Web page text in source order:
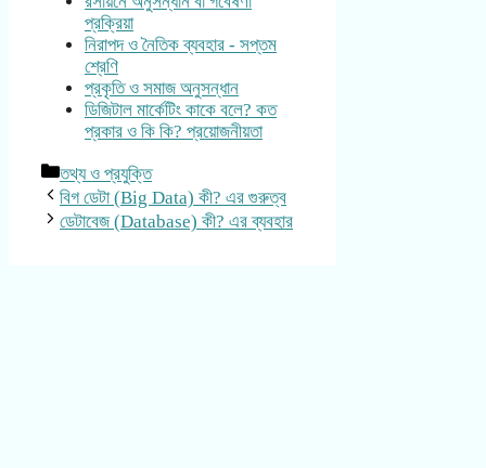
প্রক্রিয়া
নিরাপদ ও নৈতিক ব্যবহার - সপ্তম
শ্রেণি
প্রকৃতি ও সমাজ অনুসন্ধান
ডিজিটাল মার্কেটিং কাকে বলে? কত
প্রকার ও কি কি? প্রয়োজনীয়তা
Categories
তথ্য ও প্রযুক্তি
বিগ ডেটা (Big Data) কী? এর গুরুত্ব
ডেটাবেজ (Database) কী? এর ব্যবহার